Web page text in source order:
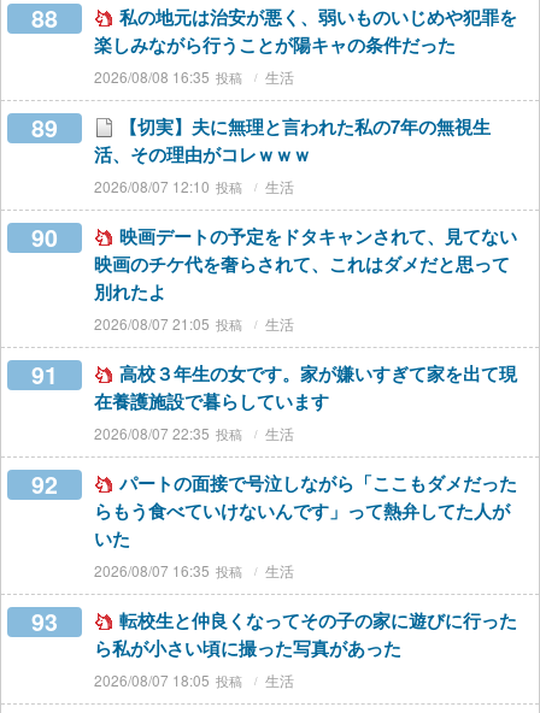
88
私の地元は治安が悪く、弱いものいじめや犯罪を
楽しみながら行うことが陽キャの条件だった
2026/08/08 16:35 生活
89
【切実】夫に無理と言われた私の7年の無視生
活、その理由がコレｗｗｗ
2026/08/07 12:10 生活
90
映画デートの予定をドタキャンされて、見てない
映画のチケ代を奢らされて、これはダメだと思って
別れたよ
2026/08/07 21:05 生活
91
高校３年生の女です。家が嫌いすぎて家を出て現
在養護施設で暮らしています
2026/08/07 22:35 生活
92
パートの面接で号泣しながら「ここもダメだった
らもう食べていけないんです」って熱弁してた人が
いた
2026/08/07 16:35 生活
93
転校生と仲良くなってその子の家に遊びに行った
ら私が小さい頃に撮った写真があった
2026/08/07 18:05 生活